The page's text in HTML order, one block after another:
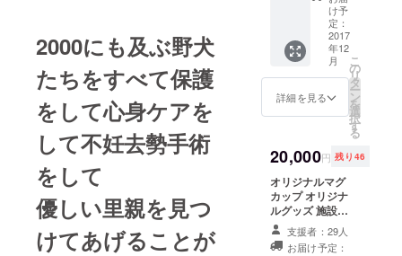
2000にも及ぶ野犬
たちをすべて保護
をして心身ケアを
して不妊去勢手術
をして
優しい里親を見つ
けてあげることが
家】を起ち
上げまし
た。
山口県の野
犬問題を少
しでも解決
すべく
千葉から山
ナルマ
グカッ
け予
定：
2017
年12
月
詳細を見る
こ
の
リ
タ
ー
ン
を
選
択
す
る
20,000円 残り46
オリジナルマグ
カップ オリジナ
ルグッズ 施設優
待見学権
支援者：29人
お届け予定：